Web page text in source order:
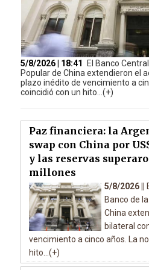
5/8/2026 | 18:41
El Banco
Popular de China extendieron el
plazo inédito de vencimiento a
coincidió con un hito...(+)
Paz financiera: la
swap con China por
y las reservas
millones
5/8/2026 ||
Banco de
China
bilateral
vencimiento a cinco años. La
hito...(+)